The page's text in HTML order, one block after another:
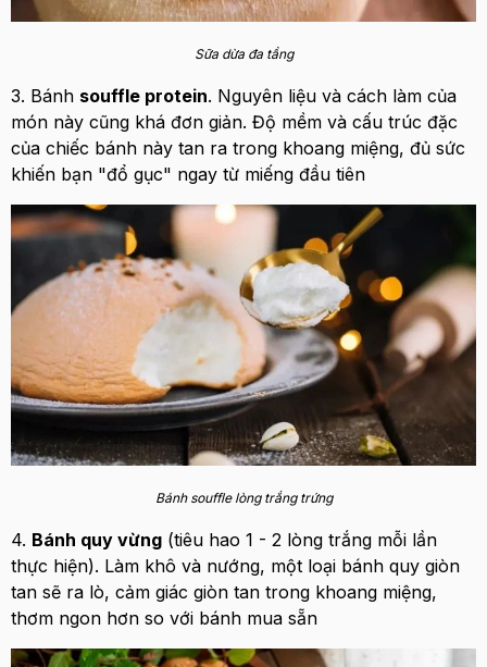
Sữa dừa đa tầng
3. Bánh souffle protein. Nguyên liệu và cách làm của
món này cũng khá đơn giản. Độ mềm và cấu trúc đặc
của chiếc bánh này tan ra trong khoang miệng, đủ sức
khiến bạn "đổ gục" ngay từ miếng đầu tiên
Bánh souffle lòng trắng trứng
4. Bánh quy vừng (tiêu hao 1 - 2 lòng trắng mỗi lần
thực hiện). Làm khô và nướng, một loại bánh quy giòn
tan sẽ ra lò, cảm giác giòn tan trong khoang miệng,
thơm ngon hơn so với bánh mua sẵn